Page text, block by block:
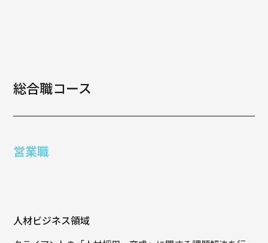
総合職コース
営業職
人材ビジネス領域